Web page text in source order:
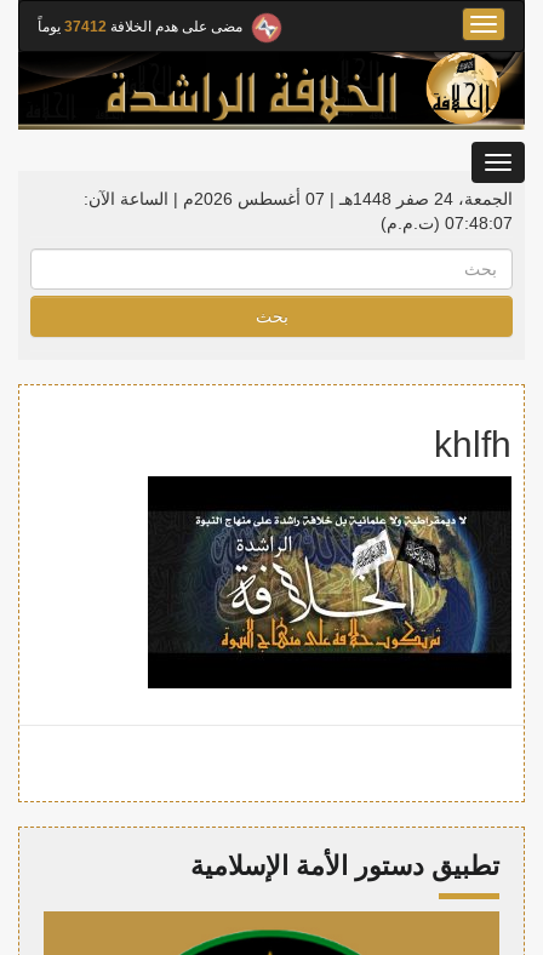
مضى على هدم الخلافة 37412 يوماً
Toggle
navigation
الجمعة، 24 صفر 1448هـ | 07 أغسطس 2026م |
الساعة الآن:
07:48:07 (ت.م.م)
بحث
khlfh
تطبيق دستور الأمة الإسلامية